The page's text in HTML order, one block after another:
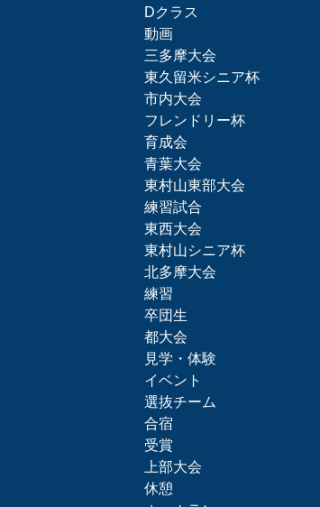
Dクラス
動画
三多摩大会
東久留米シニア杯
市内大会
フレンドリー杯
育成会
青葉大会
東村山東部大会
練習試合
東西大会
東村山シニア杯
北多摩大会
練習
卒団生
都大会
見学・体験
イベント
選抜チーム
合宿
受賞
上部大会
休憩